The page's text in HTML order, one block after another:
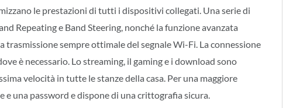
le prestazioni di tutti i dispositivi collegati. Una serie di
Repeating e Band Steering, nonché la funzione avanzata
trasmissione sempre ottimale del segnale Wi-Fi. La connessione
è necessario. Lo streaming, il gaming e i download sono
velocità in tutte le stanze della casa. Per una maggiore
e una password e dispone di una crittografia sicura.